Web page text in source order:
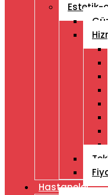
Estetik-
Hastaneler